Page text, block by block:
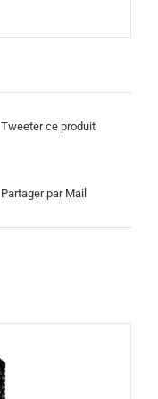
Tweeter ce produit
Partager par Mail